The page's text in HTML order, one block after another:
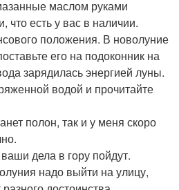
маслом руками
что есть у вас в наличии.
положения. В новолуние
его на подоконник на
зарядилась энергией луны.
водой и прочитайте
полон, так и у меня скоро
дела в гору пойдут.
надо выйти на улицу,